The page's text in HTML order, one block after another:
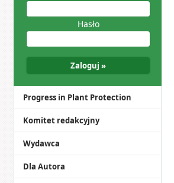
Hasło
Progress in Plant Protection
Komitet redakcyjny
Wydawca
Dla Autora